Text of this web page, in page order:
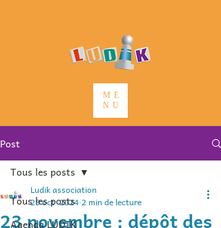
ME
NU
Post
Tous les posts
Agenda LUDIK
Tous les posts
23 novembre : dépôt des
Ludik association
29 oct. 2024 2 min de lecture